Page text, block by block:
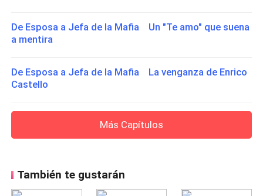
De Esposa a Jefa de la Mafia Un "Te amo" que suena
a mentira
De Esposa a Jefa de la Mafia La venganza de Enrico
Castello
Más Capítulos
También te gustarán